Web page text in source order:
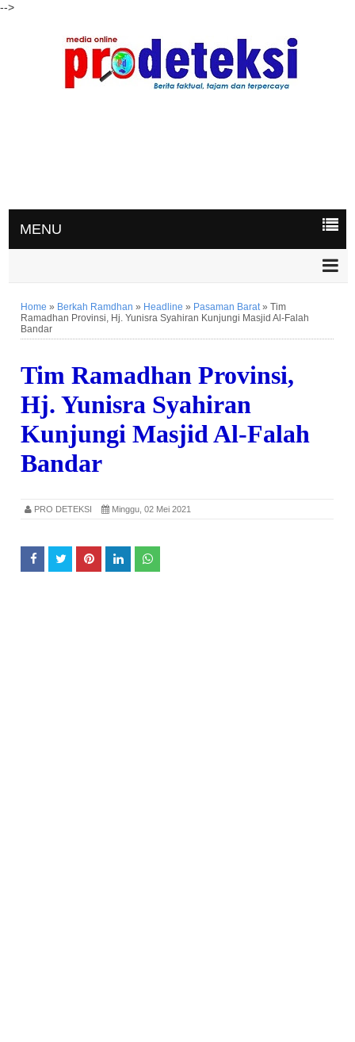
-->
MENU
Home » Berkah Ramdhan » Headline » Pasaman Barat»Tim
Ramadhan Provinsi, Hj. Yunisra Syahiran Kunjungi Masjid Al-Falah
Bandar
Tim Ramadhan Provinsi,
Hj. Yunisra Syahiran
Kunjungi Masjid Al-Falah
Bandar
PRO DETEKSI Minggu, 02 Mei 2021